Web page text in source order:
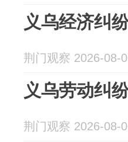
义乌经济纠
荆门观察 2026-08-
义乌劳动纠
荆门观察 2026-08-